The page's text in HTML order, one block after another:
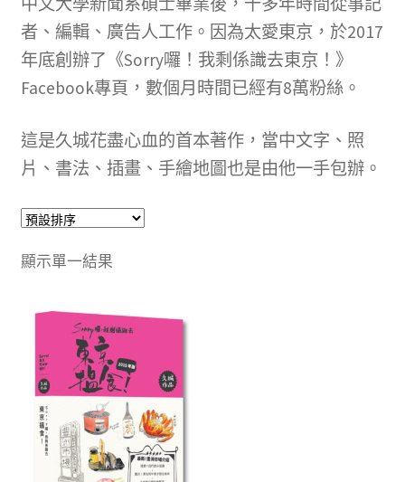
「此時此地 看見亮光」2025特展
網上書店
文創
聯絡我們+郵費
海外訂購書籍
者、編輯、廣告人工作。因為太愛東京，於2017
年底創辦了《Sorry囉！我剩係識去東京！》
Facebook專頁，數個月時間已經有8萬粉絲。
這是久城花盡心血的首本著作，當中文字、照
片、書法、插畫、手繪地圖也是由他一手包辦。
顯示單一結果